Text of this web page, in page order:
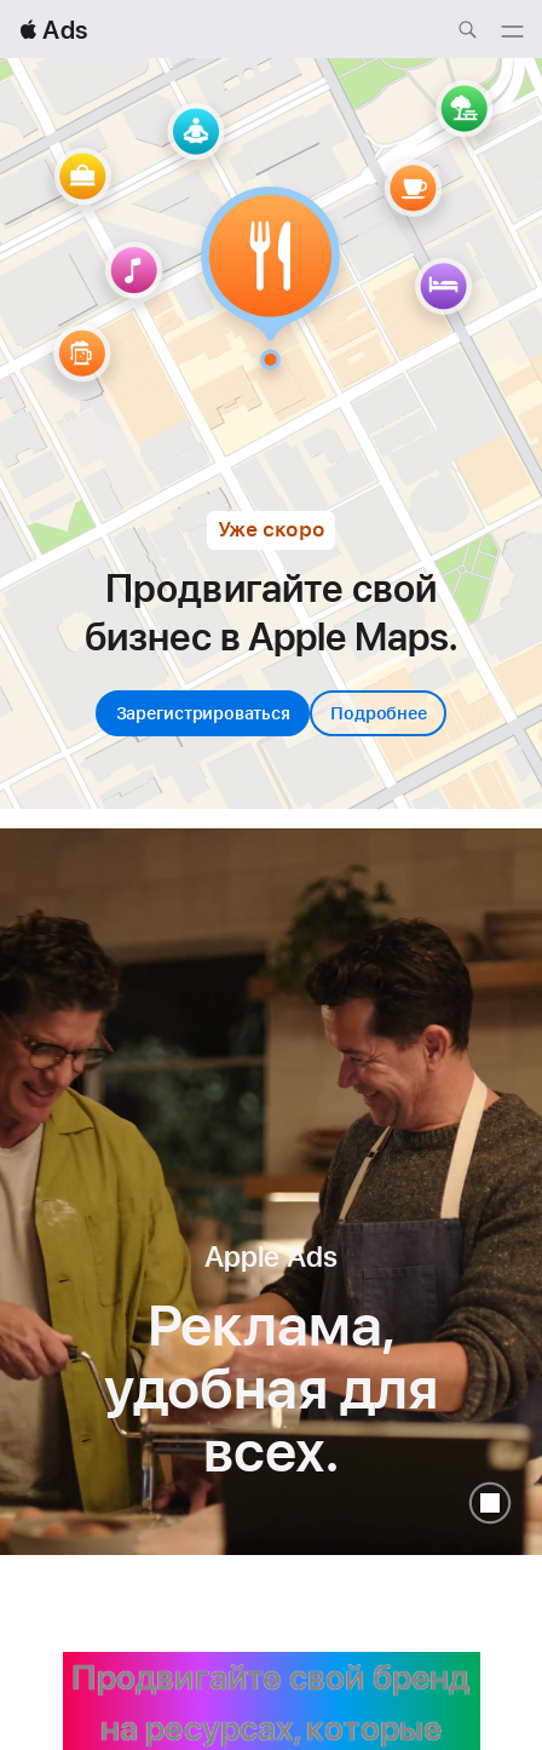
 Ads
Nav
Open
Menu
Уже скоро
Продвигайте свой
бизнес в Apple Maps.
Зарегистрироваться Подробнее
Apple Ads
Реклама,
удобнаядля
всех.
Продвигайте свой бренд
на ресурсах,которые